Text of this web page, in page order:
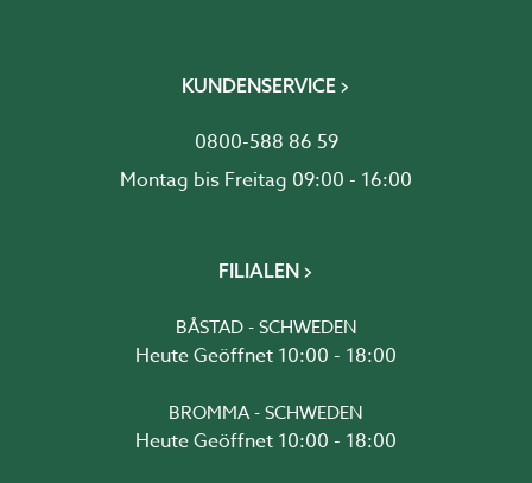
KUNDENSERVICE
0800-588 86 59
Montag bis Freitag 09:00 - 16:00
FILIALEN
BÅSTAD - SCHWEDEN
Heute Geöffnet 10:00 - 18:00
BROMMA - SCHWEDEN
Heute Geöffnet 10:00 - 18:00